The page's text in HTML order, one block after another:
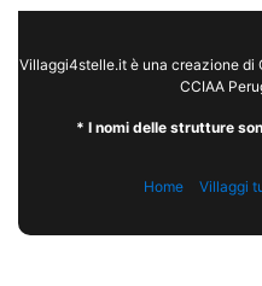
Villaggi4stelle.it è una creazione di
CCIAA
* I nomi delle strutture
Home Villaggi